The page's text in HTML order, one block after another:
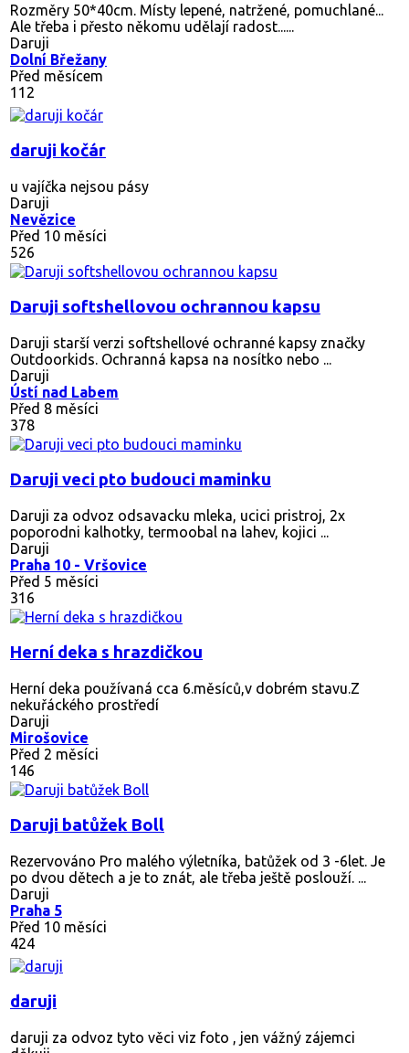
Rozměry 50*40cm. Místy lepené, natržené, pomuchlané...
Ale třeba i přesto někomu udělají radost......
Daruji
Dolní Břežany
Před měsícem
112
daruji kočár
u vajíčka nejsou pásy
Daruji
Nevězice
Před 10 měsíci
526
Daruji softshellovou ochrannou kapsu
Daruji starší verzi softshellové ochranné kapsy značky
Outdoorkids. Ochranná kapsa na nosítko nebo ...
Daruji
Ústí nad Labem
Před 8 měsíci
378
Daruji veci pto budouci maminku
Daruji za odvoz odsavacku mleka, ucici pristroj, 2x
poporodni kalhotky, termoobal na lahev, kojici ...
Daruji
Praha 10 - Vršovice
Před 5 měsíci
316
Herní deka s hrazdičkou
Herní deka používaná cca 6.měsíců,v dobrém stavu.Z
nekuřáckého prostředí
Daruji
Mirošovice
Před 2 měsíci
146
Daruji batůžek Boll
Rezervováno Pro malého výletníka, batůžek od 3 -6let. Je
po dvou dětech a je to znát, ale třeba ještě poslouží. ...
Daruji
Praha 5
Před 10 měsíci
424
daruji
daruji za odvoz tyto věci viz foto , jen vážný zájemci